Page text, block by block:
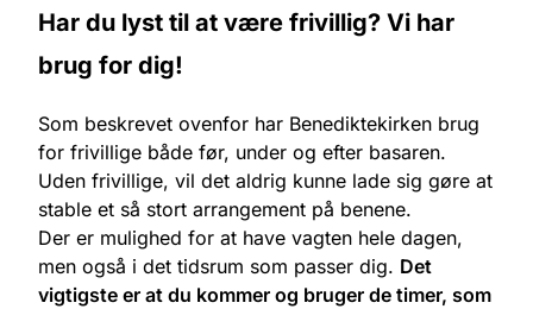
Har du lyst til at være frivillig? Vi har
brug for dig!
Som beskrevet ovenfor har Benediktekirken brug
for frivillige både før, under og efter basaren.
Uden frivillige, vil det aldrig kunne lade sig gøre at
stable et så stort arrangement på benene.
Der er mulighed for at have vagten hele dagen,
men også i det tidsrum som passer dig. Det
vigtigste er at du kommer og bruger de timer, som